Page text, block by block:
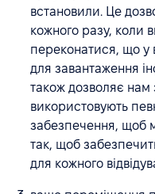
встановили. Це
кожного разу, коли
переконатися, що у
для завантаження
також дозволяє нам
використовують
забезпечення, щоб
так, щоб
для кожного